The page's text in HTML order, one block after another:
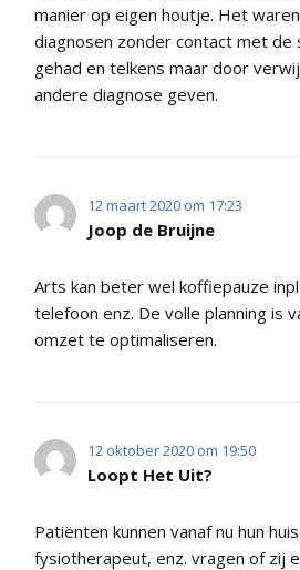
manier op eigen houtje. Het
diagnosen zonder contact met de
gehad en telkens maar door
andere diagnose geven.
12 maart 2020 om 17:23
Joop de Bruijne
Arts kan beter wel koffiepauze
telefoon enz. De volle planning is
omzet te optimaliseren.
12 oktober 2020 om 19:50
Loopt Het Uit?
Patiënten kunnen vanaf nu hun
fysiotherapeut, enz. vragen of zij